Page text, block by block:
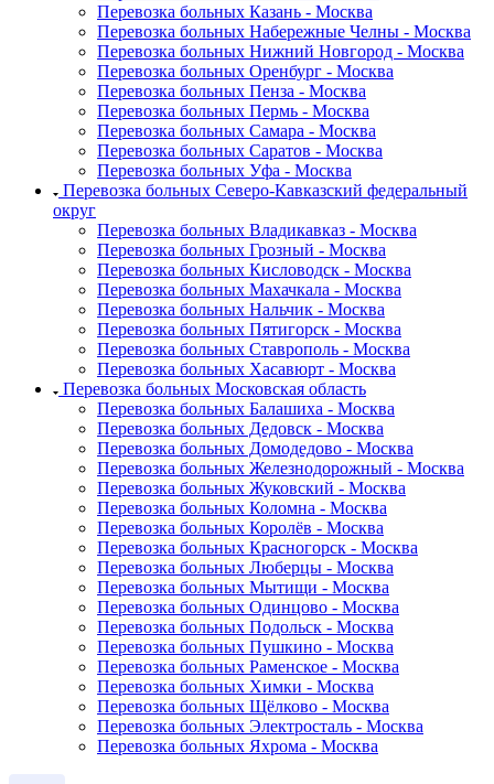
Перевозка больных Казань - Москва
Перевозка больных Набережные Челны - Москва
Перевозка больных Нижний Новгород - Москва
Перевозка больных Оренбург - Москва
Перевозка больных Пенза - Москва
Перевозка больных Пермь - Москва
Перевозка больных Самара - Москва
Перевозка больных Саратов - Москва
Перевозка больных Уфа - Москва
Перевозка больных Северо-Кавказский федеральный
округ
Перевозка больных Владикавказ - Москва
Перевозка больных Грозный - Москва
Перевозка больных Кисловодск - Москва
Перевозка больных Махачкала - Москва
Перевозка больных Нальчик - Москва
Перевозка больных Пятигорск - Москва
Перевозка больных Ставрополь - Москва
Перевозка больных Хасавюрт - Москва
Перевозка больных Московская область
Перевозка больных Балашиха - Москва
Перевозка больных Дедовск - Москва
Перевозка больных Домодедово - Москва
Перевозка больных Железнодорожный - Москва
Перевозка больных Жуковский - Москва
Перевозка больных Коломна - Москва
Перевозка больных Королёв - Москва
Перевозка больных Красногорск - Москва
Перевозка больных Люберцы - Москва
Перевозка больных Мытищи - Москва
Перевозка больных Одинцово - Москва
Перевозка больных Подольск - Москва
Перевозка больных Пушкино - Москва
Перевозка больных Раменское - Москва
Перевозка больных Химки - Москва
Перевозка больных Щёлково - Москва
Перевозка больных Электросталь - Москва
Перевозка больных Яхрома - Москва